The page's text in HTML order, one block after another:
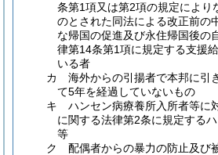
条第1項又は第2項の規定により
のとされた同法による改正前の
な帰国の促進及び永住帰国後の
律第14条第1項に規定する支援
いる者
カ
海外からの引揚者で本邦に引
て5年を経過していないもの
キ
ハンセン病療養所入所者等に
に関する法律第2条に規定する
等
ク
配偶者からの暴力の防止及び